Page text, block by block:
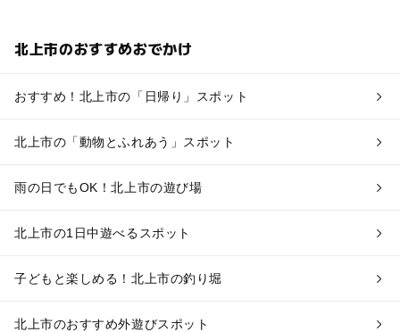
北上市のおすすめおでかけ
おすすめ！北上市の「日帰り」スポット
北上市の「動物とふれあう」スポット
雨の日でもOK！北上市の遊び場
北上市の1日中遊べるスポット
子どもと楽しめる！北上市の釣り堀
北上市のおすすめ外遊びスポット